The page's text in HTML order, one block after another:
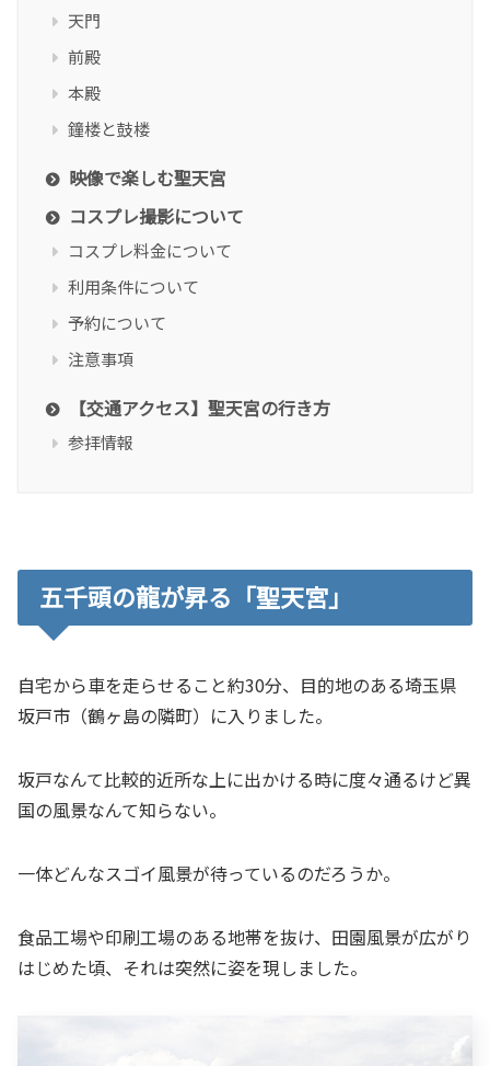
天門
前殿
本殿
鐘楼と鼓楼
映像で楽しむ聖天宮
コスプレ撮影について
コスプレ料金について
利用条件について
予約について
注意事項
【交通アクセス】聖天宮の行き方
参拝情報
五千頭の龍が昇る「聖天宮」
自宅から車を走らせること約30分、目的地のある埼玉県
坂戸市（鶴ヶ島の隣町）に入りました。
坂戸なんて比較的近所な上に出かける時に度々通るけど異
国の風景なんて知らない。
一体どんなスゴイ風景が待っているのだろうか。
食品工場や印刷工場のある地帯を抜け、田園風景が広がり
はじめた頃、それは突然に姿を現しました。